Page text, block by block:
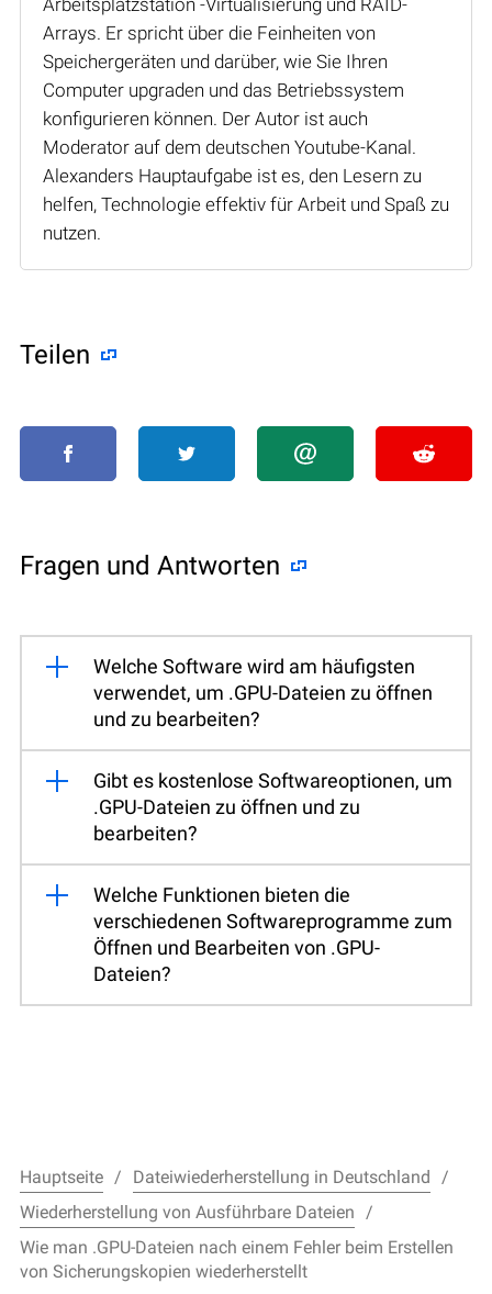
Arrays. Er spricht über die Feinheiten von
Speichergeräten und darüber, wie Sie Ihren
Computer upgraden und das Betriebssystem
konfigurieren können. Der Autor ist auch
Moderator auf dem deutschen Youtube-Kanal.
Alexanders Hauptaufgabe ist es, den Lesern zu
helfen, Technologie effektiv für Arbeit und Spaß zu
nutzen.
Teilen
Fragen und Antworten
Welche Software wird am häufigsten
verwendet, um .GPU-Dateien zu öffnen
und zu bearbeiten?
Gibt es kostenlose Softwareoptionen, um
.GPU-Dateien zu öffnen und zu
bearbeiten?
Welche Funktionen bieten die
verschiedenen Softwareprogramme zum
Öffnen und Bearbeiten von .GPU-
Dateien?
Hauptseite
Dateiwiederherstellung in Deutschland
Wiederherstellung von Ausführbare Dateien
Wie man .GPU-Dateien nach einem Fehler beim Erstellen
von Sicherungskopien wiederherstellt